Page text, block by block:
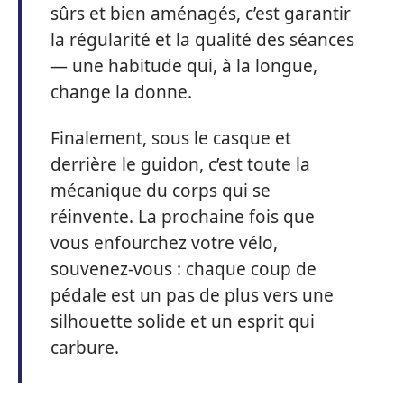
sûrs et bien aménagés, c’est garantir
la régularité et la qualité des séances
— une habitude qui, à la longue,
change la donne.
Finalement, sous le casque et
derrière le guidon, c’est toute la
mécanique du corps qui se
réinvente. La prochaine fois que
vous enfourchez votre vélo,
souvenez-vous : chaque coup de
pédale est un pas de plus vers une
silhouette solide et un esprit qui
carbure.